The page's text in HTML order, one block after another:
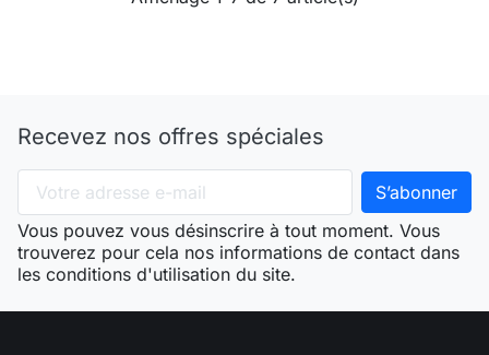
Recevez nos offres spéciales
Vous pouvez vous désinscrire à tout moment. Vous
trouverez pour cela nos informations de contact dans
les conditions d'utilisation du site.